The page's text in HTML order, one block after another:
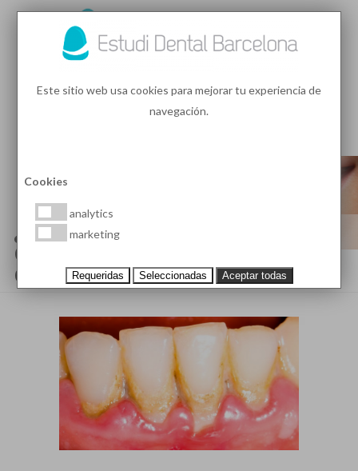
¿QUÉ ES EL SARRO DENTAL Y
CUÁLES SON SUS
CONSECUENCIAS?
Este sitio web usa cookies para mejorar tu experiencia de
navegación.
Cookies
analytics
marketing
Requeridas Seleccionadas Aceptar todas